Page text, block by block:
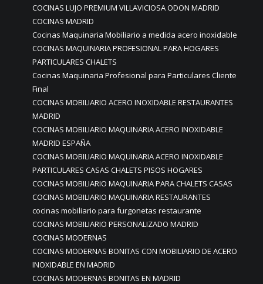
COCINAS LUJO PREMIUM VILLAVICIOSA ODON MADRID
COCINAS MADRID
Cocinas Maquinaria Mobiliario a medida acero inoxidable
COCINAS MAQUINARIA PROFESIONAL PARA HOGARES
PARTICULARES CHALETS
Cocinas Maquinaria Profesional para Particulares Cliente
Final
COCINAS MOBILIARIO ACERO INOXIDABLE RESTAURANTES
MADRID
COCINAS MOBILIARIO MAQUINARIA ACERO INOXIDABLE
MADRID ESPAÑA
COCINAS MOBILIARIO MAQUINARIA ACERO INOXIDABLE
PARTICULARES CASAS CHALETS PISOS HOGARES
COCINAS MOBILIARIO MAQUINARIA PARA CHALETS CASAS
COCINAS MOBILIARIO MAQUINARIA RESTAURANTES
cocinas mobiliario para furgonetas restaurante
COCINAS MOBILIARIO PERSONALIZADO MADRID
COCINAS MODERNAS
COCINAS MODERNAS BONITAS CON MOBILIARIO DE ACERO
INOXIDABLE EN MADRID
COCINAS MODERNAS BONITAS EN MADRID